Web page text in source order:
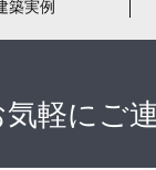
築実例
軽にご